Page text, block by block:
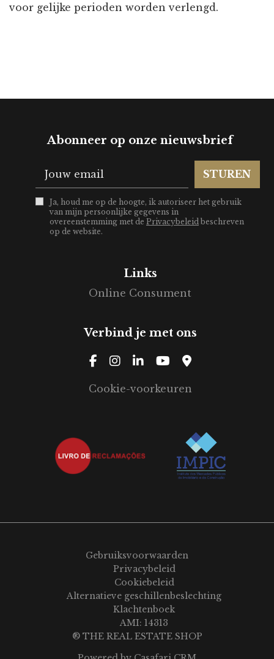
voor gelijke perioden worden verlengd.
Abonneer op onze nieuwsbrief
STUREN
Ja, houd me op de hoogte, ik autoriseer het gebruik
van mijn persoonlijke gegevens in
overeenstemming met de Privacybeleid beschreven
op de website.
Links
Online Consument
Verbind je met ons
Cookie-voorkeuren
Gebruiksvoorwaarden
Privacybeleid
Cookiebeleid
Alternatieve geschillenbeslechting
Klachtenboek
AMI: 14313
® THE REAL ESTATE SHOP